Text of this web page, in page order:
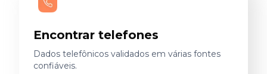
Encontrar telefones
Dados telefônicos validados em várias fontes
confiáveis.